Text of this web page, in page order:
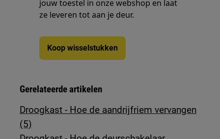
jouw toestel in onze webshop en laat
ze leveren tot aan je deur.
Koop wisselstukken
Gerelateerde artikelen
Droogkast - Hoe de aandrijfriem vervangen
(5)